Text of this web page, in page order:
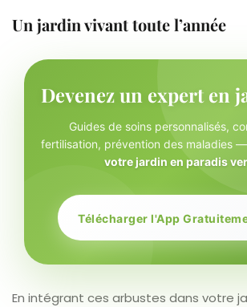
Un jardin vivant toute l’année
Devenez un expert en
Guides de soins personnalisés,
fertilisation, prévention des maladies —
votre jardin en paradis
Télécharger l'App
En intégrant ces arbustes dans votre